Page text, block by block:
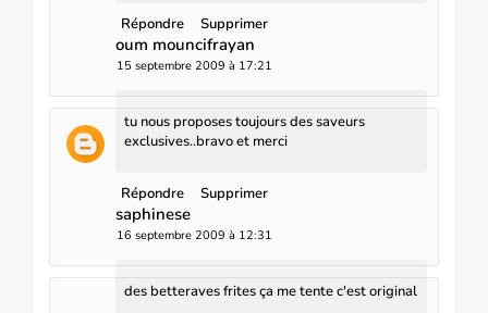
Répondre Supprimer
oum mouncifrayan
15 septembre 2009 à 17:21
tu nous proposes toujours des saveurs
exclusives..bravo et merci
Répondre Supprimer
saphinese
16 septembre 2009 à 12:31
des betteraves frites ça me tente c'est original